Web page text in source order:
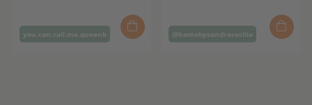
Inlägg
you.can.call.me.queenb
Inlägg
@homebysandracecilia